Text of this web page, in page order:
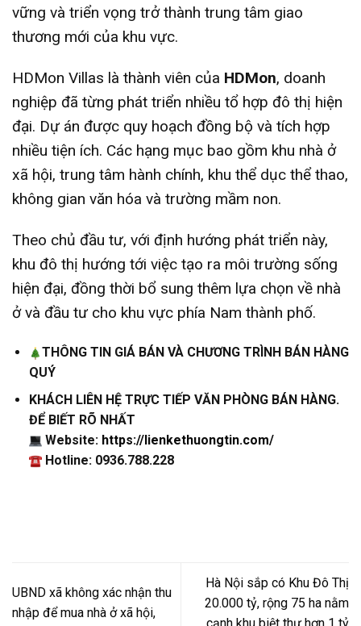
vững và triển vọng trở thành trung tâm giao
thương mới của khu vực.
HDMon Villas là thành viên của HDMon, doanh
nghiệp đã từng phát triển nhiều tổ hợp đô thị hiện
đại. Dự án được quy hoạch đồng bộ và tích hợp
nhiều tiện ích. Các hạng mục bao gồm khu nhà ở
xã hội, trung tâm hành chính, khu thể dục thể thao,
không gian văn hóa và trường mầm non.
Theo chủ đầu tư, với định hướng phát triển này,
khu đô thị hướng tới việc tạo ra môi trường sống
hiện đại, đồng thời bổ sung thêm lựa chọn về nhà
ở và đầu tư cho khu vực phía Nam thành phố.
THÔNG TIN GIÁ BÁN VÀ CHƯƠNG TRÌNH BÁN HÀNG
QUÝ
KHÁCH LIÊN HỆ TRỰC TIẾP VĂN PHÒNG BÁN HÀNG.
ĐỂ BIẾT RÕ NHẤT
Website: https://lienkethuongtin.com/
Hotline: 0936.788.228
UBND xã không xác nhận thu
nhập để mua nhà ở xã hội,
Hà Nội sắp có Khu Đô Thị
20.000 tỷ, rộng 75 ha nằm
cạnh khu biệt thự hơn 1 tỷ